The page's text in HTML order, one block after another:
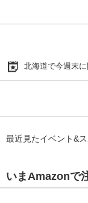
北海道で今週末
最近見たイベント&
いまAmazonで